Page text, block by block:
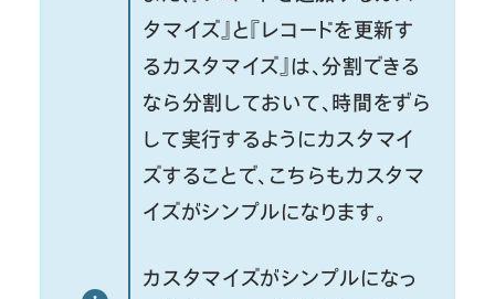
タマイズ』と『レコードを更新す
るカスタマイズ』は、分割できる
なら分割しておいて、時間をずら
して実行するようにカスタマイ
ズすることで、こちらもカスタマ
イズがシンプルになります。
カスタマイズがシンプルになっ